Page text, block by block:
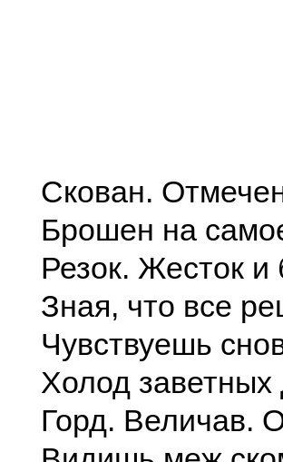
Скован.
Брошен на
Резок. Жесток и
Зная, что все
Чувствуешь
Холод заветных
Горд. Величав.